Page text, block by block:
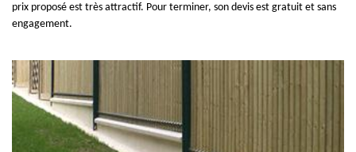
prix proposé est très attractif. Pour terminer, son devis est gratuit et sans
engagement.